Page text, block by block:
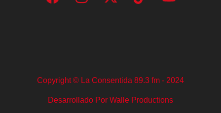
Copyright © La Consentida 89.3 fm - 2024
Desarrollado Por Walle Productions